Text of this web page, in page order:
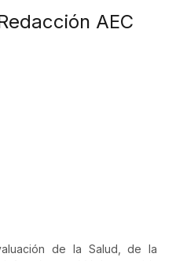
AEC
de la Salud, de la